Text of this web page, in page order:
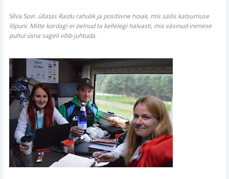
Silva Suvi: üllatas Raidu rahulik ja positiivne hoiak, mis säilis katsumuse
lõpuni. Mitte kordagi ei öelnud ta kellelegi halvasti, mis väsinud inimese
puhul üsna sageli võib juhtuda.